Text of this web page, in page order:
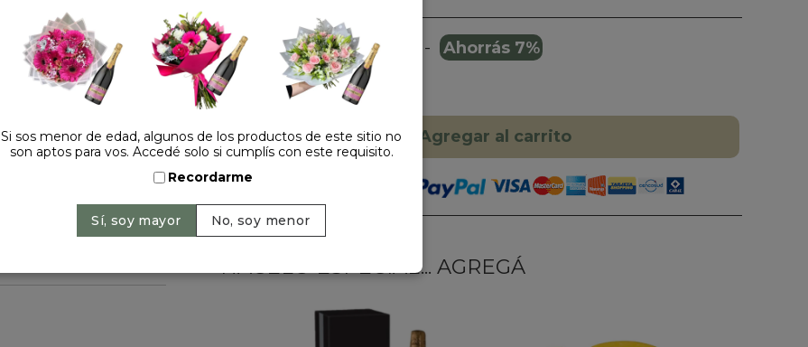
Precio: $ 6.700-$ 7.200 - Ahorrás 7%
Cantidad:
Agregar al carrito
HACELO ESPECIAL... AGREGÁ
Si sos menor de edad, algunos de los productos de este sitio no
son aptos para vos. Accedé solo si cumplís con este requisito.
Recordarme